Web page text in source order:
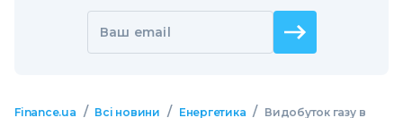
Ваш email
Finance.ua / Всі новини / Енергетика / Видобуток газу в